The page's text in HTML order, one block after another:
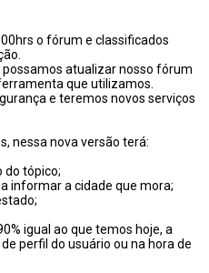
o fórum e classificados
possamos atualizar nosso fórum
que utilizamos.
e teremos novos serviços
nessa nova versão terá:
do tópico;
informar a cidade que mora;
igual ao que temos hoje, a
perfil do usuário ou na hora de